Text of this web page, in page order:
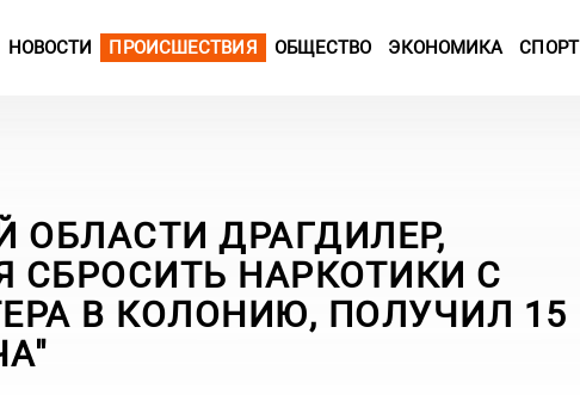
НОВОСТИ ПРОИСШЕСТВИЯ ОБЩЕСТВО ЭКОНОМИКА СПОРТ
ОБЛАСТИ ДРАГДИЛЕР,
СБРОСИТЬ НАРКОТИКИ С
В КОЛОНИЮ, ПОЛУЧИЛ 15